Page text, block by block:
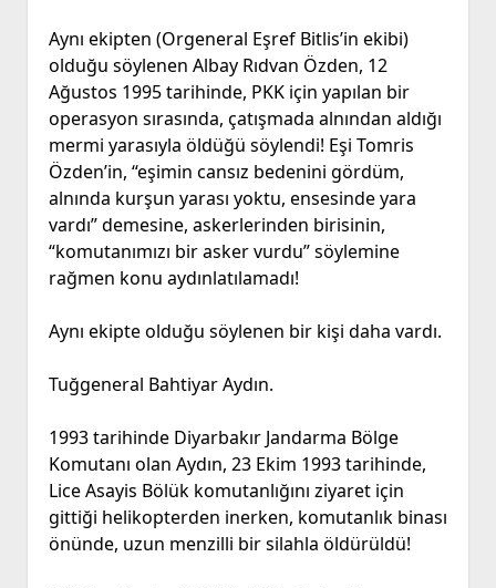
Aynı ekipten (Orgeneral Eşref Bitlis’in ekibi)
olduğu söylenen Albay Rıdvan Özden, 12
Ağustos 1995 tarihinde, PKK için yapılan bir
operasyon sırasında, çatışmada alnından aldığı
mermi yarasıyla öldüğü söylendi! Eşi Tomris
Özden’in, “eşimin cansız bedenini gördüm,
alnında kurşun yarası yoktu, ensesinde yara
vardı” demesine, askerlerinden birisinin,
“komutanımızı bir asker vurdu” söylemine
rağmen konu aydınlatılamadı!
Aynı ekipte olduğu söylenen bir kişi daha vardı.
Tuğgeneral Bahtiyar Aydın.
1993 tarihinde Diyarbakır Jandarma Bölge
Komutanı olan Aydın, 23 Ekim 1993 tarihinde,
Lice Asayis Bölük komutanlığını ziyaret için
gittiği helikopterden inerken, komutanlık binası
önünde, uzun menzilli bir silahla öldürüldü!